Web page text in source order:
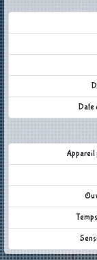
Date
Appareil